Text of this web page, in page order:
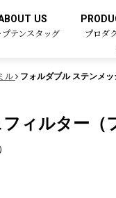
US
プテンスタッグ プロダ
ル フォルダブル ステンメ
ィルター（